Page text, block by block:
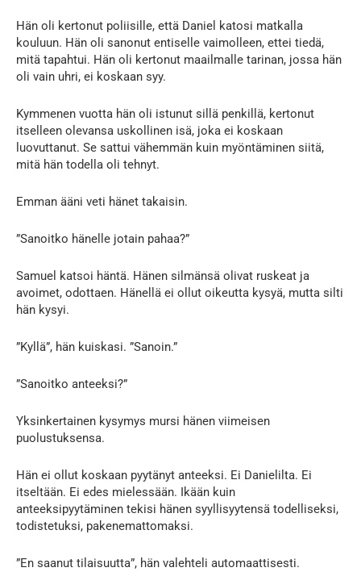
Hän oli kertonut poliisille, että Daniel katosi matkalla
kouluun. Hän oli sanonut entiselle vaimolleen, ettei tiedä,
mitä tapahtui. Hän oli kertonut maailmalle tarinan, jossa hän
oli vain uhri, ei koskaan syy.
Kymmenen vuotta hän oli istunut sillä penkillä, kertonut
itselleen olevansa uskollinen isä, joka ei koskaan
luovuttanut. Se sattui vähemmän kuin myöntäminen siitä,
mitä hän todella oli tehnyt.
Emman ääni veti hänet takaisin.
”Sanoitko hänelle jotain pahaa?”
Samuel katsoi häntä. Hänen silmänsä olivat ruskeat ja
avoimet, odottaen. Hänellä ei ollut oikeutta kysyä, mutta silti
hän kysyi.
”Kyllä”, hän kuiskasi. ”Sanoin.”
”Sanoitko anteeksi?”
Yksinkertainen kysymys mursi hänen viimeisen
puolustuksensa.
Hän ei ollut koskaan pyytänyt anteeksi. Ei Danielilta. Ei
itseltään. Ei edes mielessään. Ikään kuin
anteeksipyytäminen tekisi hänen syyllisyytensä todelliseksi,
todistetuksi, pakenemattomaksi.
”En saanut tilaisuutta”, hän valehteli automaattisesti.